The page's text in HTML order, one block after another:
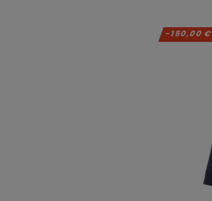
-150,00